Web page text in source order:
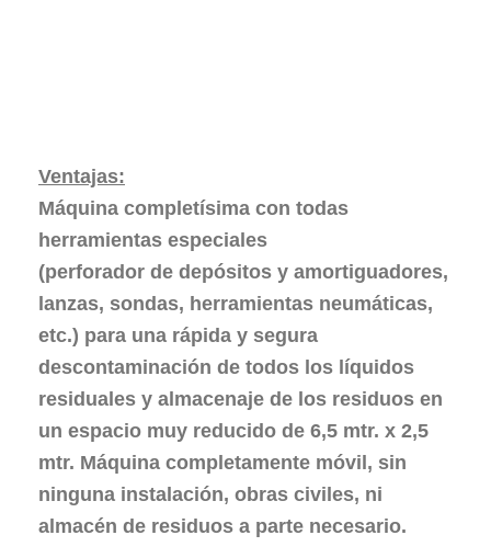
Ventajas:
Máquina completísima con todas
herramientas especiales
(perforador de depósitos y amortiguadores,
lanzas, sondas, herramientas neumáticas,
etc.) para una rápida y segura
descontaminación de todos los líquidos
residuales y almacenaje de los residuos en
un espacio muy reducido de 6,5 mtr. x 2,5
mtr. Máquina completamente móvil , sin
ninguna instalación, obras civiles, ni
almacén de residuos a parte necesario.